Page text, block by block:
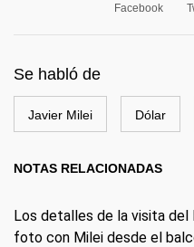
Facebook
Se habló de
Javier Milei Dólar
NOTAS RELACIONADAS
Los detalles de la visita del
foto con Milei desde el